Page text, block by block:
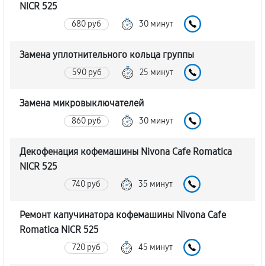
NICR 525
680 руб 30 минут
Замена уплотнительного кольца группы
590 руб 25 минут
Замена микровыключателей
860 руб 30 минут
Декофенация кофемашины Nivona Cafe Romatica
NICR 525
740 руб 35 минут
Ремонт капучинатора кофемашины Nivona Cafe
Romatica NICR 525
720 руб 45 минут